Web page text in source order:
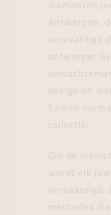
diamanten
Antwerpen,
vervaardigd
ontwerper
design en
Samen
collectie.
Om de
wordt elk
vervaardigd.
methodes